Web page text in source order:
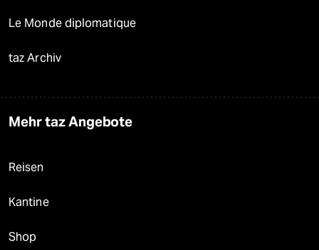
Le Monde diplomatique
taz Archiv
Mehr taz Angebote
Reisen
Kantine
Shop